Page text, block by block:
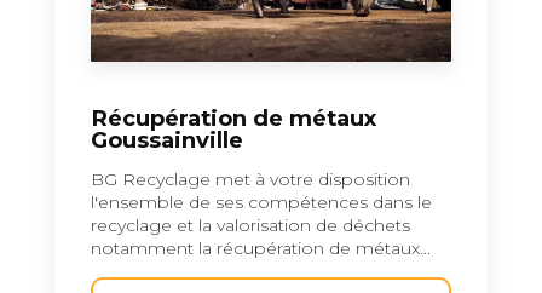
Récupération de métaux
Goussainville
BG Recyclage met à votre disposition
l'ensemble de ses compétences dans le
recyclage et la valorisation de déchets
notamment la récupération de métaux...